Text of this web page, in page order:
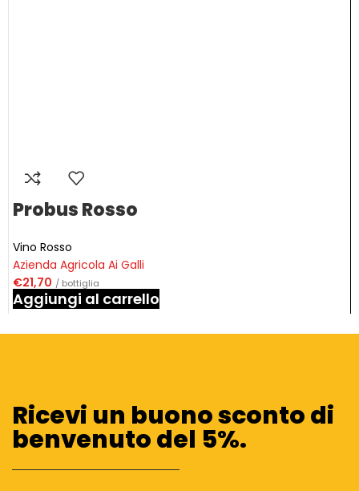
Probus Rosso
Vino Rosso
Azienda Agricola Ai Galli
€21,70 / bottiglia
Aggiungi al carrello
Ricevi un buono sconto di
benvenuto del 5%.